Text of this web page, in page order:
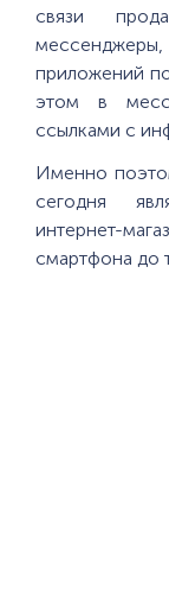
связи
мессенджеры,
приложений
этом в
ссылками с
Именно
сегодня
интернет-
смартфона до